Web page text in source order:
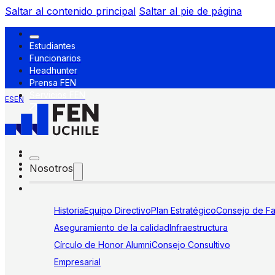
Saltar al contenido principal Saltar al pie de página
Estudiantes
Funcionarios
Headhunter
Prensa FEN
ESEN
Nosotros
HistoriaEquipo DirectivoPlan EstratégicoConsejo de
Aseguramiento de la calidadInfraestructura
Círculo de Honor AlumniConsejo Consultivo
Empresarial